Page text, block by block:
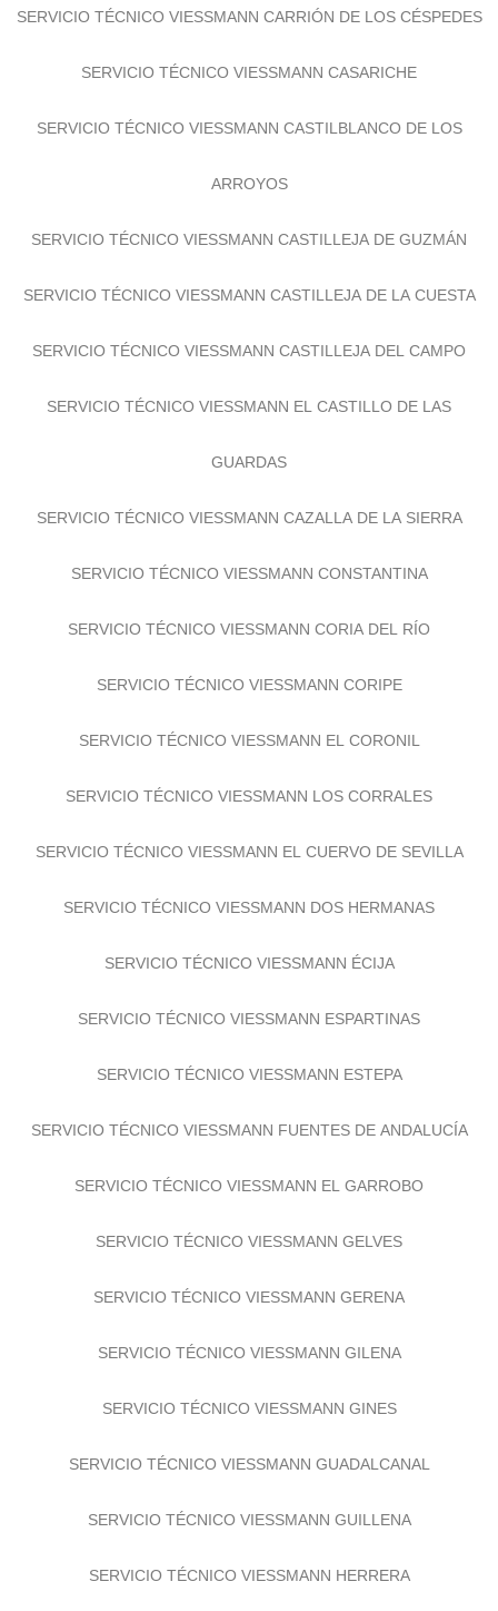
SERVICIO TÉCNICO VIESSMANN CARRIÓN DE LOS CÉSPEDES
SERVICIO TÉCNICO VIESSMANN CASARICHE
SERVICIO TÉCNICO VIESSMANN CASTILBLANCO DE LOS
ARROYOS
SERVICIO TÉCNICO VIESSMANN CASTILLEJA DE GUZMÁN
SERVICIO TÉCNICO VIESSMANN CASTILLEJA DE LA CUESTA
SERVICIO TÉCNICO VIESSMANN CASTILLEJA DEL CAMPO
SERVICIO TÉCNICO VIESSMANN EL CASTILLO DE LAS
GUARDAS
SERVICIO TÉCNICO VIESSMANN CAZALLA DE LA SIERRA
SERVICIO TÉCNICO VIESSMANN CONSTANTINA
SERVICIO TÉCNICO VIESSMANN CORIA DEL RÍO
SERVICIO TÉCNICO VIESSMANN CORIPE
SERVICIO TÉCNICO VIESSMANN EL CORONIL
SERVICIO TÉCNICO VIESSMANN LOS CORRALES
SERVICIO TÉCNICO VIESSMANN EL CUERVO DE SEVILLA
SERVICIO TÉCNICO VIESSMANN DOS HERMANAS
SERVICIO TÉCNICO VIESSMANN ÉCIJA
SERVICIO TÉCNICO VIESSMANN ESPARTINAS
SERVICIO TÉCNICO VIESSMANN ESTEPA
SERVICIO TÉCNICO VIESSMANN FUENTES DE ANDALUCÍA
SERVICIO TÉCNICO VIESSMANN EL GARROBO
SERVICIO TÉCNICO VIESSMANN GELVES
SERVICIO TÉCNICO VIESSMANN GERENA
SERVICIO TÉCNICO VIESSMANN GILENA
SERVICIO TÉCNICO VIESSMANN GINES
SERVICIO TÉCNICO VIESSMANN GUADALCANAL
SERVICIO TÉCNICO VIESSMANN GUILLENA
SERVICIO TÉCNICO VIESSMANN HERRERA